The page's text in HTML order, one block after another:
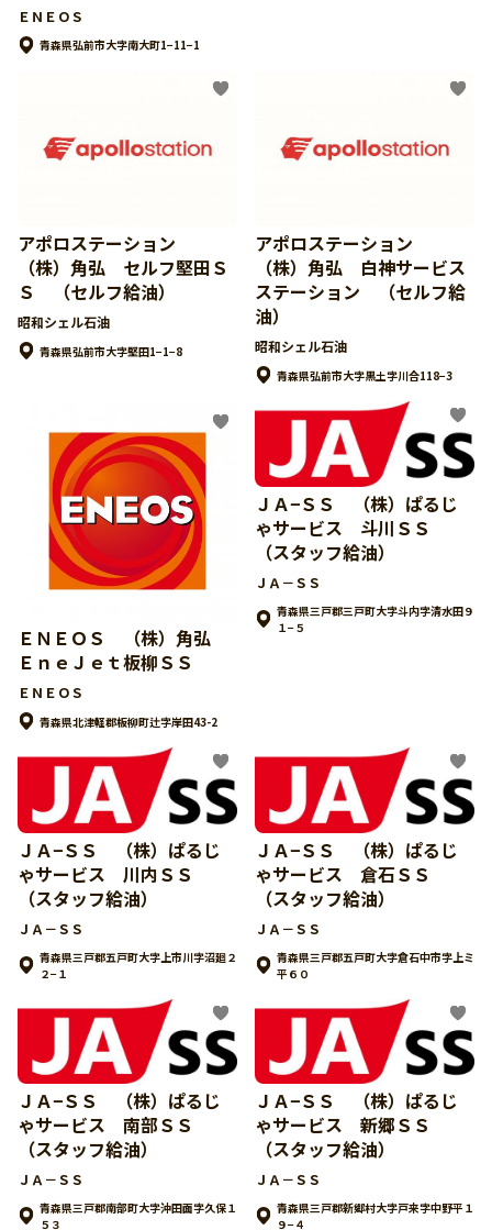
ＥＮＥＯＳ
青森県弘前市大字南大町1−11−1
アポロステーション
（株）角弘 セルフ堅田Ｓ
Ｓ （セルフ給油）
昭和シェル石油
青森県弘前市大字堅田1−1−8
アポロステーション
（株）角弘 白神サービス
ステーション （セルフ給
油）
昭和シェル石油
青森県弘前市大字黒土字川合118−3
ＥＮＥＯＳ （株）角弘
ＥｎｅＪｅｔ板柳ＳＳ
ＥＮＥＯＳ
青森県北津軽郡板柳町辻字岸田43-2
ＪＡ−ＳＳ （株）ぱるじ
ゃサービス 斗川ＳＳ
（スタッフ給油）
ＪＡ－ＳＳ
青森県三戸郡三戸町大字斗内字清水田９
１−５
ＪＡ−ＳＳ （株）ぱるじ
ゃサービス 川内ＳＳ
（スタッフ給油）
ＪＡ－ＳＳ
青森県三戸郡五戸町大字上市川字沼廻２
２−１
ＪＡ−ＳＳ （株）ぱるじ
ゃサービス 倉石ＳＳ
（スタッフ給油）
ＪＡ－ＳＳ
青森県三戸郡五戸町大字倉石中市字上ミ
平６０
ＪＡ−ＳＳ （株）ぱるじ
ゃサービス 南部ＳＳ
（スタッフ給油）
ＪＡ－ＳＳ
青森県三戸郡南部町大字沖田面字久保１
５３
ＪＡ−ＳＳ （株）ぱるじ
ゃサービス 新郷ＳＳ
（スタッフ給油）
ＪＡ－ＳＳ
青森県三戸郡新郷村大字戸来字中野平１
９−４